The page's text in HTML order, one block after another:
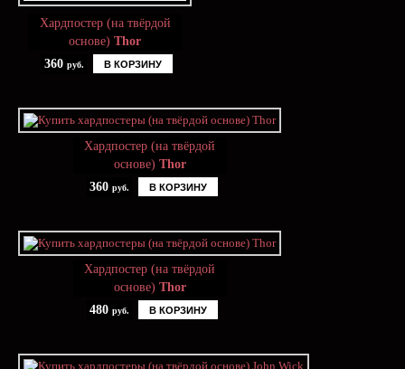
Хардпостер (на твёрдой
основе) Thor
360 руб. В КОРЗИНУ
Хардпостер (на твёрдой
основе) Thor
360 руб. В КОРЗИНУ
Хардпостер (на твёрдой
основе) Thor
480 руб. В КОРЗИНУ